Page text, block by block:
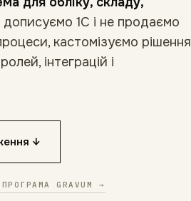
1С і не продаємо
кастомізуємо рішення
інтеграцій і
↓
GRAVUM →